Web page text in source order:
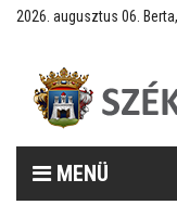
2026. augusztus 06.
MENÜ